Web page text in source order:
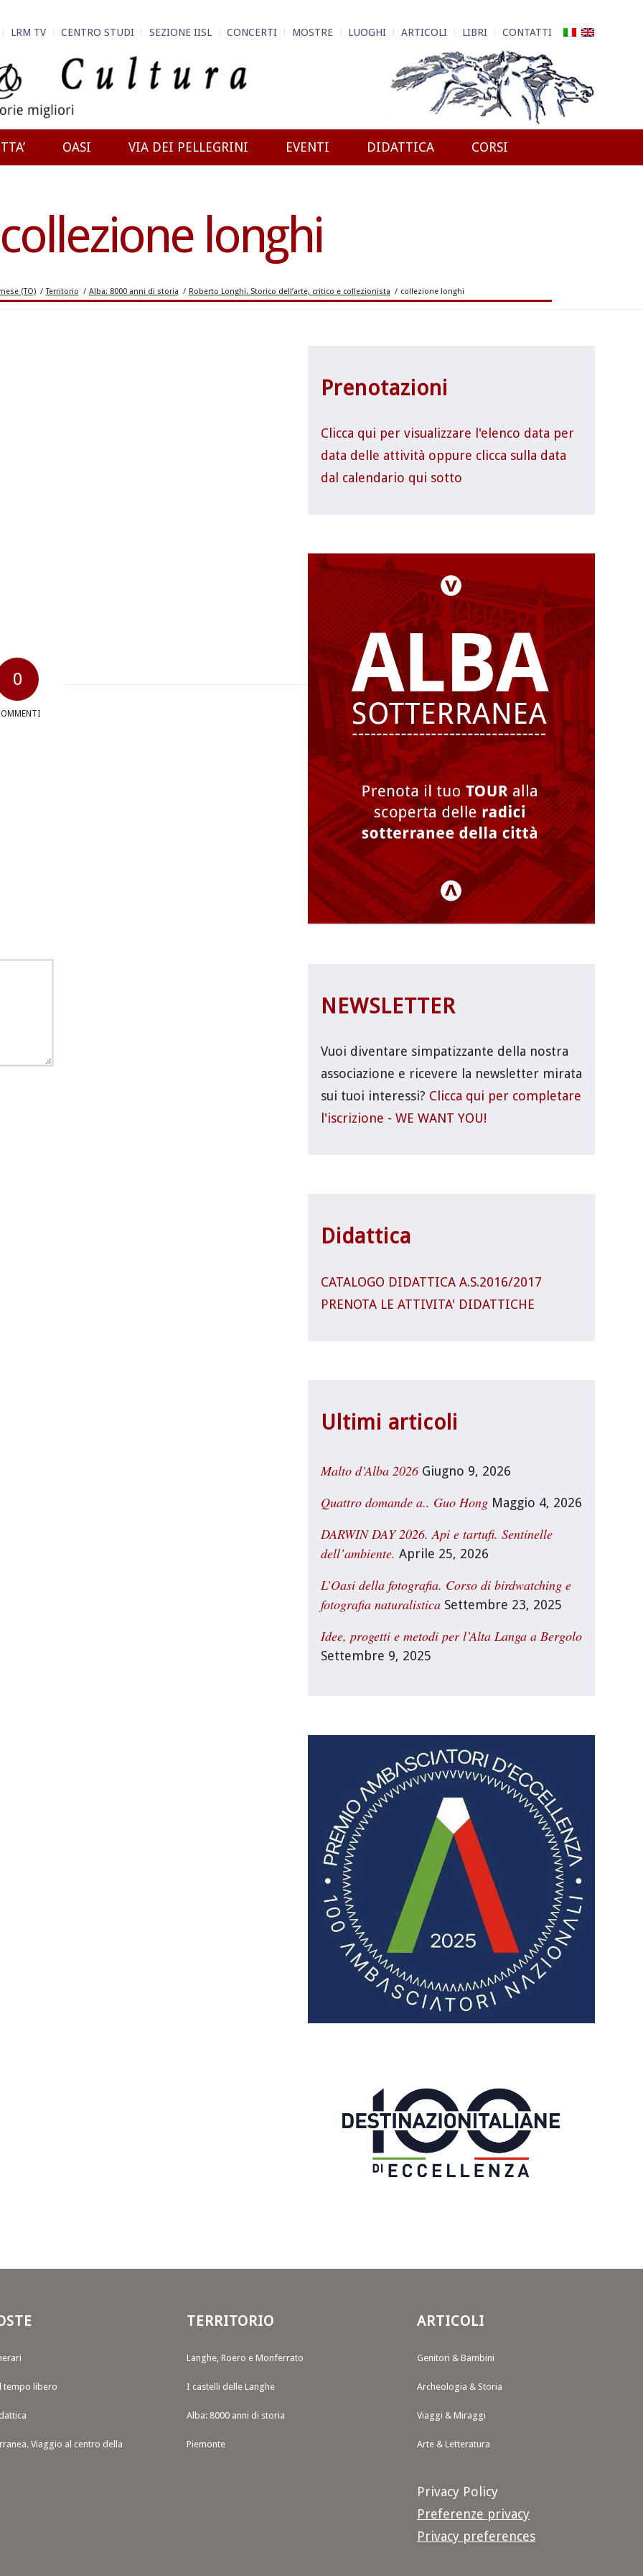
LRM TV CENTRO STUDI SEZIONE IISL CONCERTI MOSTRE LUOGHI ARTICOLI LIBRI CONTATTI
OASI VIA DEI PELLEGRINI EVENTI DIDATTICA CORSI
collezione longhi
(TO) / Territorio / Alba: 8000 anni di storia / Roberto Longhi. Storico dell’arte, critico e collezionista / collezione longhi
0
Prenotazioni
Clicca qui per visualizzare l'elenco data per
data delle attività oppure clicca sulla data
dal calendario qui sotto
NEWSLETTER
Vuoi diventare simpatizzante della nostra
associazione e ricevere la newsletter mirata
sui tuoi interessi? Clicca qui per completare
l'iscrizione - WE WANT YOU!
Didattica
CATALOGO DIDATTICA A.S.2016/2017
PRENOTA LE ATTIVITA' DIDATTICHE
Ultimi articoli
Malto d’Alba 2026 Giugno 9, 2026
Quattro domande a.. Guo Hong Maggio 4, 2026
DARWIN DAY 2026. Api e tartufi. Sentinelle
dell’ambiente. Aprile 25, 2026
L’Oasi della fotografia. Corso di birdwatching e
fotografia naturalistica Settembre 23, 2025
Idee, progetti e metodi per l’Alta Langa a Bergolo
Settembre 9, 2025
tempo libero
Viaggio al centro della
TERRITORIO
Langhe, Roero e Monferrato
I castelli delle Langhe
Alba: 8000 anni di storia
Piemonte
ARTICOLI
Genitori & Bambini
Archeologia & Storia
Viaggi & Miraggi
Arte & Letteratura
Privacy Policy
Preferenze privacy
Privacy preferences